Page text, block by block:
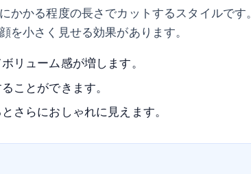
かる程度の長さでカットするスタイルです。
小さく見せる効果があります。
リューム感が増します。
ことができます。
さらにおしゃれに見えます。